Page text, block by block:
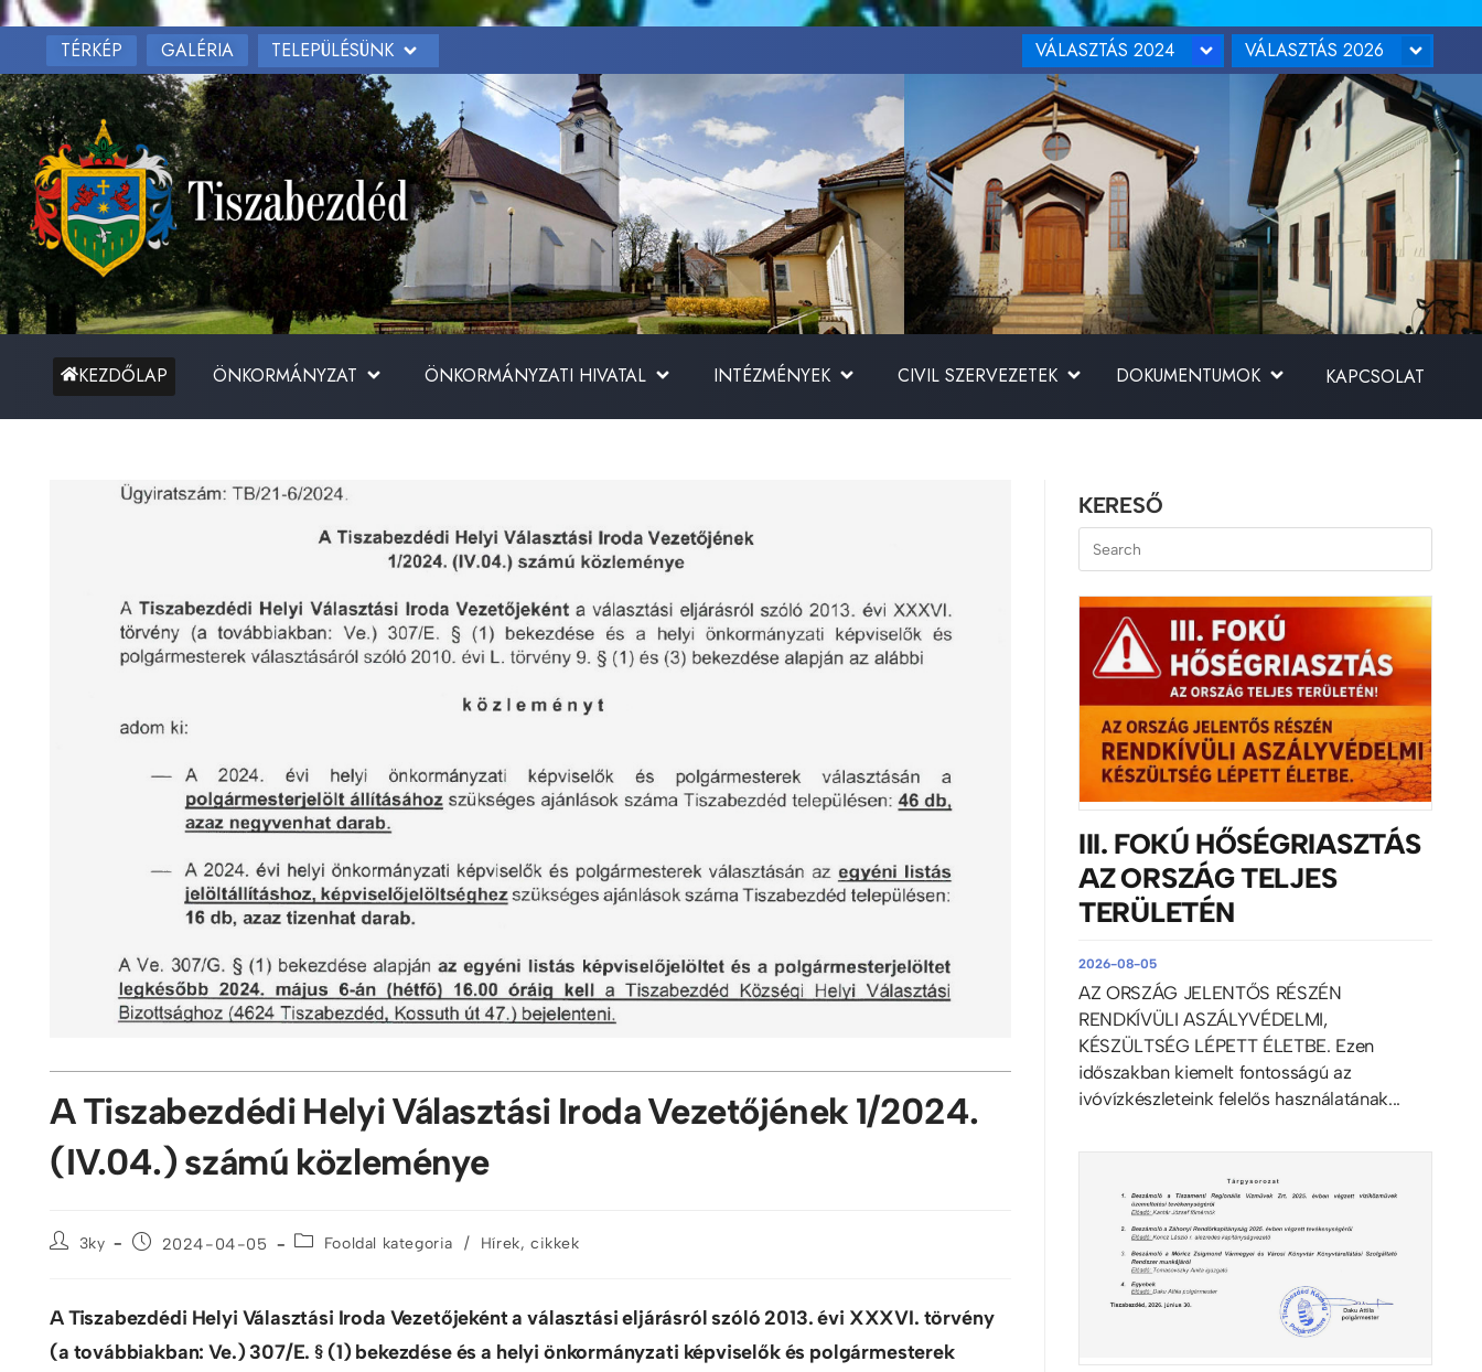
TÉRKÉP GALÉRIA TELEPÜLÉSÜNK VÁLASZTÁS 2024 VÁLASZTÁS 2026
KEZDŐLAP ÖNKORMÁNYZAT ÖNKORMÁNYZATI HIVATAL INTÉZMÉNYEK CIVIL SZERVEZETEK DOKUMENTUMOK KAPCSOLAT
A Tiszabezdédi Helyi Választási Iroda Vezetőjének 1/2024.
(IV.04.) számú közleménye
3ky 2024-04-05 Fooldal kategoria / Hírek, cikkek
A Tiszabezdédi Helyi Választási Iroda Vezetőjeként a választási eljárásról szóló 2013. évi XXXVI. törvény
(a továbbiakban: Ve.) 307/E. § (1) bekezdése és a helyi önkormányzati képviselők és polgármesterek
KERESŐ
III. FOKÚ HŐSÉGRIASZTÁS
AZ ORSZÁG TELJES
TERÜLETÉN
2026-08-05
AZ ORSZÁG JELENTŐS RÉSZÉN
RENDKÍVÜLI ASZÁLYVÉDELMI,
KÉSZÜLTSÉG LÉPETT ÉLETBE. Ezen
időszakban kiemelt fontosságú az
ivóvízkészleteink felelős használatának...